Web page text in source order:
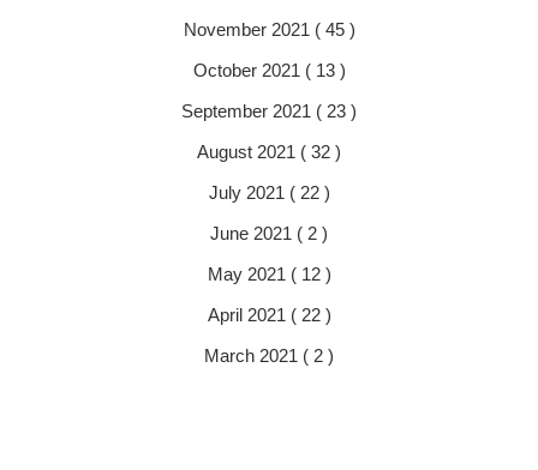
November 2021 ( 45 )
October 2021 ( 13 )
September 2021 ( 23 )
August 2021 ( 32 )
July 2021 ( 22 )
June 2021 ( 2 )
May 2021 ( 12 )
April 2021 ( 22 )
March 2021 ( 2 )